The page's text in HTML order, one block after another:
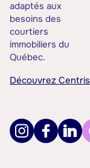
adaptés aux
besoins des
courtiers
immobiliers du
Québec.
Découvrez Centris